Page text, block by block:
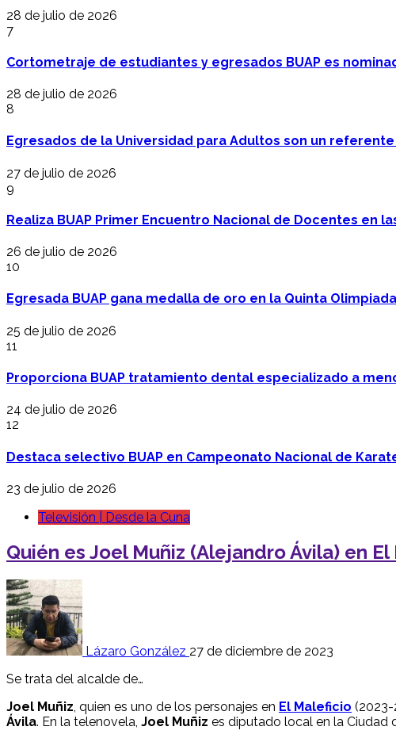
28 de julio de 2026
7
Cortometraje de estudiantes y egresados BUAP es
28 de julio de 2026
8
Egresados de la Universidad para Adultos son un
27 de julio de 2026
9
Realiza BUAP Primer Encuentro Nacional de Docentes en
26 de julio de 2026
10
Egresada BUAP gana medalla de oro en la Quinta
25 de julio de 2026
11
Proporciona BUAP tratamiento dental especializado a
24 de julio de 2026
12
Destaca selectivo BUAP en Campeonato Nacional de
23 de julio de 2026
Televisión | Desde la Cuna
Quién es Joel Muñiz (Alejandro Ávila) en
Lázaro González 27 de diciembre de 2023
Se trata del alcalde de…
Joel Muñiz , quien es uno de los personajes en El Maleficio
Ávila. En la telenovela, Joel Muñiz es diputado local en la Ciudad